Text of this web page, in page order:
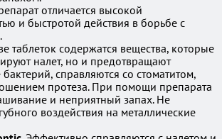
отличается высокой
и быстротой действия в борьбе с
таблеток содержатся вещества, которые
налет, но и предотвращают
справляются со стоматитом,
протеза. При помощи препарата
и неприятный запах. Не
воздействия на металлические